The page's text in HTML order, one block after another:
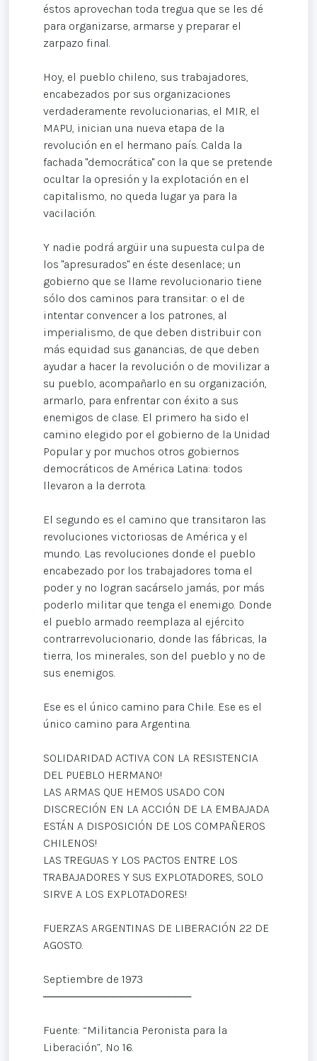
éstos aprovechan toda tregua que se les dé
para organizarse, armarse y preparar el
zarpazo final.
Hoy, el pueblo chileno, sus trabajadores,
encabezados por sus organizaciones
verdaderamente revolucionarias, el MIR, el
MAPU, inician una nueva etapa de la
revolución en el hermano país. Calda la
fachada "democrática" con la que se pretende
ocultar la opresión y la explotación en el
capitalismo, no queda lugar ya para la
vacilación.
Y nadie podrá argüir una supuesta culpa de
los "apresurados" en éste desenlace; un
gobierno que se llame revolucionario tiene
sólo dos caminos para transitar: o el de
intentar convencer a los patrones, al
imperialismo, de que deben distribuir con
más equidad sus ganancias, de que deben
ayudar a hacer la revolución o de movilizar a
su pueblo, acompañarlo en su organización,
armarlo, para enfrentar con éxito a sus
enemigos de clase. El primero ha sido el
camino elegido por el gobierno de la Unidad
Popular y por muchos otros gobiernos
democráticos de América Latina: todos
llevaron a la derrota.
El segundo es el camino que transitaron las
revoluciones victoriosas de América y el
mundo. Las revoluciones donde el pueblo
encabezado por los trabajadores toma el
poder y no logran sacárselo jamás, por más
poderlo militar que tenga el enemigo. Donde
el pueblo armado reemplaza al ejército
contrarrevolucionario, donde las fábricas, la
tierra, los minerales, son del pueblo y no de
sus enemigos.
Ese es el único camino para Chile. Ese es el
único camino para Argentina.
SOLIDARIDAD ACTIVA CON LA RESISTENCIA
DEL PUEBLO HERMANO!
LAS ARMAS QUE HEMOS USADO CON
DISCRECIÓN EN LA ACCIÓN DE LA EMBAJADA
ESTÁN A DISPOSICIÓN DE LOS COMPAÑEROS
CHILENOS!
LAS TREGUAS Y LOS PACTOS ENTRE LOS
TRABAJADORES Y SUS EXPLOTADORES, SOLO
SIRVE A LOS EXPLOTADORES!
FUERZAS ARGENTINAS DE LIBERACIÓN 22 DE
AGOSTO.
Septiembre de 1973
───────────────────
Fuente: “Militancia Peronista para la
Liberación”, Nº 16.